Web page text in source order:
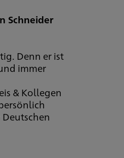
Schneider
Denn er ist
immer
& Kollegen